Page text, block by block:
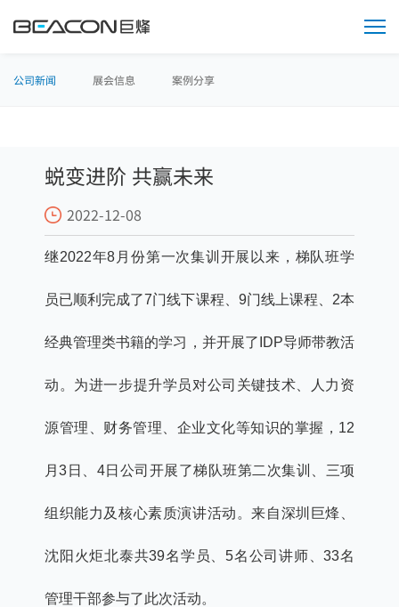
公司新闻 展会信息 案例分享
蜕变进阶 共赢未来
2022-12-08
继2022年8月份第一次集训开展以来，梯队班学
员已顺利完成了7门线下课程、9门线上课程、2本
经典管理类书籍的学习，并开展了IDP导师带教活
动。为进一步提升学员对公司关键技术、人力资
源管理、财务管理、企业文化等知识的掌握，12
月3日、4日公司开展了梯队班第二次集训、三项
组织能力及核心素质演讲活动。来自深圳巨烽、
沈阳火炬北泰共39名学员、5名公司讲师、33名
管理干部参与了此次活动。